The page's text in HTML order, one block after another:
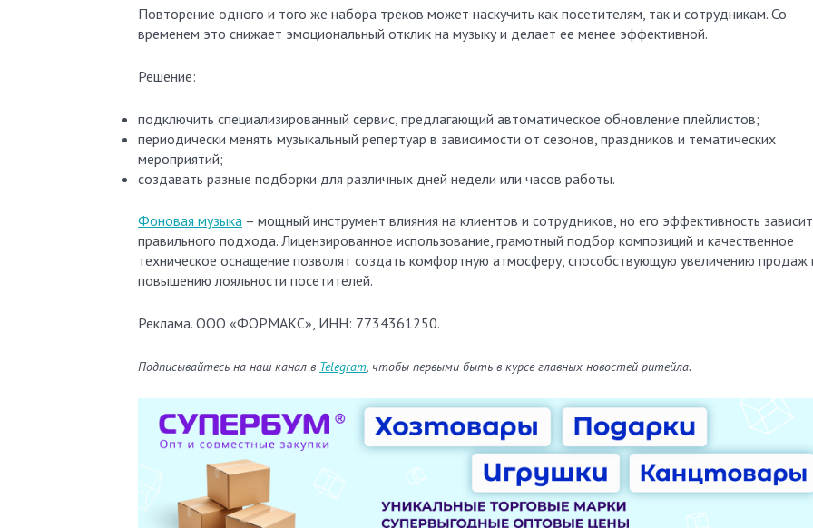
Повторение одного и того же набора треков может наскучить как посетителям, так и сотрудникам. Со
временем это снижает эмоциональный отклик на музыку и делает ее менее эффективной.
Решение:
подключить специализированный сервис, предлагающий автоматическое обновление плейлистов;
периодически менять музыкальный репертуар в зависимости от сезонов, праздников и тематических
мероприятий;
создавать разные подборки для различных дней недели или часов работы.
Фоновая музыка – мощный инструмент влияния на клиентов и сотрудников, но его эффективность
правильного подхода. Лицензированное использование, грамотный подбор композиций и качественное
техническое оснащение позволят создать комфортную атмосферу, способствующую увеличению продаж
повышению лояльности посетителей.
Реклама. ООО «ФОРМАКС», ИНН: 7734361250.
Подписывайтесь на наш канал в Telegram, чтобы первыми быть в курсе главных новостей ритейла.